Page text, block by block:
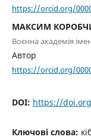
https://orcid.org/
МАКСИМ
Воєнна академія
Автор
https://orcid.org/
DOI: https://
Ключові слова: